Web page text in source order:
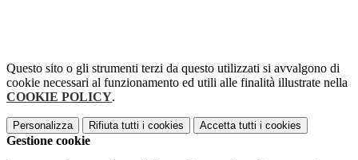
Questo sito o gli strumenti terzi da questo utilizzati si avvalgono di
cookie necessari al funzionamento ed utili alle finalità illustrate nella
COOKIE POLICY.
Personalizza Rifiuta tutti i cookies Accetta tutti i cookies
Gestione cookie